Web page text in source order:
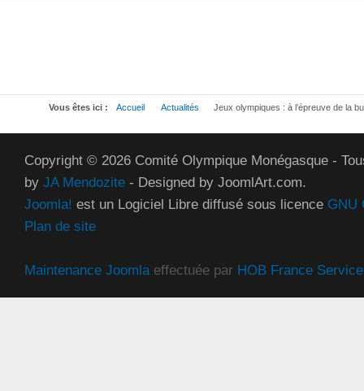
Vous êtes ici : Accueil Actualités Jeux olympiques : à l’épreuve de la
Copyright © 2026 Comité Olympique Monégasque -
by JA Mendozite - Designed by JoomlArt.com.
Joomla! est un Logiciel Libre diffusé sous licence GNU
Plan de site
Maintenance Joomlaeffectuée par HOB France